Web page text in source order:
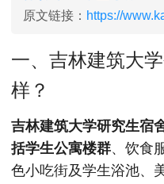
MPAcc会计专硕
院校库
考试真题
报考经验
MTA旅游管理
原文链接： https://
一、吉林建筑大
样？
吉林建筑大学研究生宿
括学生公寓楼群、饮食
色小吃街及学生浴池、